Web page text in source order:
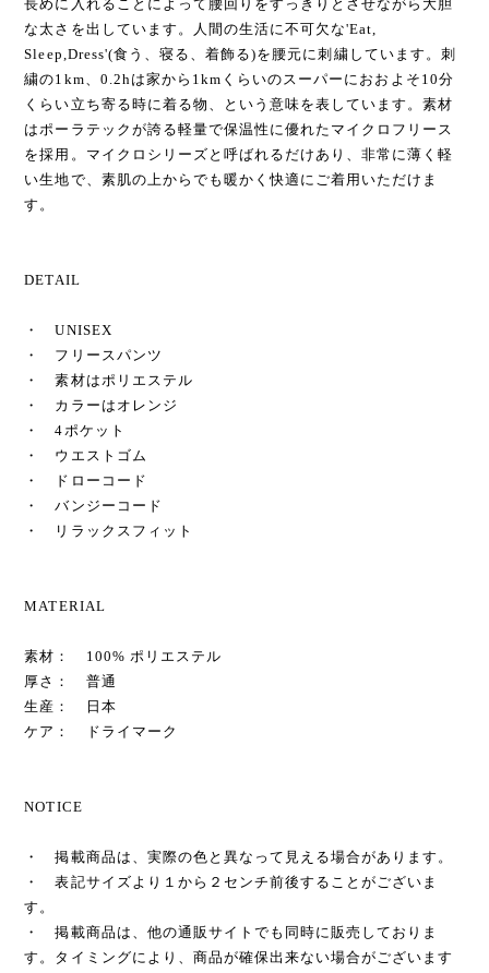
長めに入れることによって腰回りをすっきりとさせながら大胆
な太さを出しています。人間の生活に不可欠な'Eat,
Sleep,Dress'(食う、寝る、着飾る)を腰元に刺繍しています。刺
繍の1km、0.2hは家から1kmくらいのスーパーにおおよそ10分
くらい立ち寄る時に着る物、という意味を表しています。素材
はポーラテックが誇る軽量で保温性に優れたマイクロフリース
を採用。マイクロシリーズと呼ばれるだけあり、非常に薄く軽
い生地で、素肌の上からでも暖かく快適にご着用いただけま
す。
DETAIL
・ UNISEX
・ フリースパンツ
・ 素材はポリエステル
・ カラーはオレンジ
・ 4ポケット
・ ウエストゴム
・ ドローコード
・ バンジーコード
・ リラックスフィット
MATERIAL
素材： 100% ポリエステル
厚さ： 普通
生産： 日本
ケア： ドライマーク
NOTICE
・ 掲載商品は、実際の色と異なって見える場合があります。
・ 表記サイズより１から２センチ前後することがございま
す。
・ 掲載商品は、他の通販サイトでも同時に販売しておりま
す。タイミングにより、商品が確保出来ない場合がございます